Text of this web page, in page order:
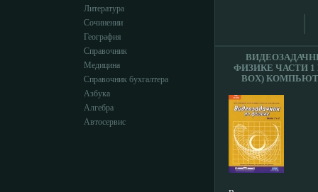
Литература
Сочинении
География
Справочник
Медицина
Справочник бухгалтера
Азбука
Алгебра
Автосервис
ошибки, допускаемые
Практические
сопровождаются
обвцкдбразцами
распорядительных
должен издать
сокращения штата и
организации 2-е
дополненное Авторы
Строгович.
ФИЗИКЕ ЧАСТИ 1
BOX)
ИЗДАТЕЛЬ:
РАЗРАБОТЧИКИ:
И ,
ПЛАСТИКОВЫЙ
ЧТО ДЕЛАТЬ,